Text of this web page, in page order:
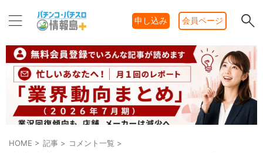
申し込み 会員ページ
HOME > 記事 > コメント一覧 >